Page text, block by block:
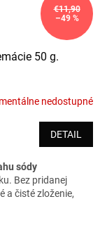
€11,90
–49 %
50 g.
nedostupné
DETAIL
sódy
Bez pridanej
a čisté zloženie,